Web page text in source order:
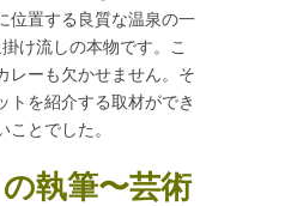
位置する良質な温泉の一
け流しの本物です。こ
レーも欠かせません。そ
トを紹介する取材ができ
ことでした。
執筆〜芸術